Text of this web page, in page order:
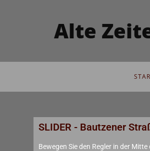
Alte
SLIDER - Bautzener
Bewegen Sie den Regler in der